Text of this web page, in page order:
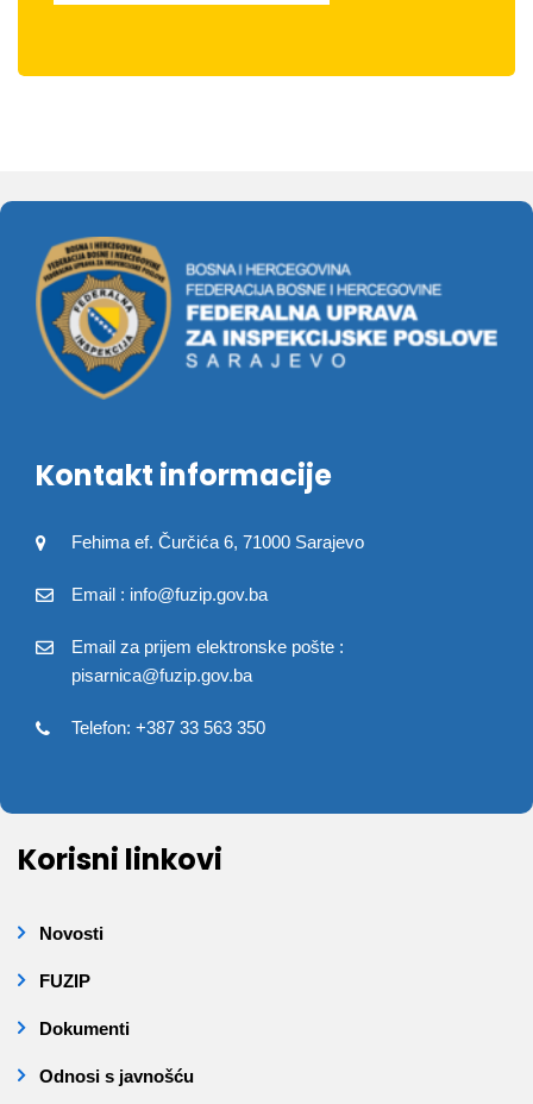
Kontakt informacije
Fehima ef. Čurčića 6, 71000 Sarajevo
Email : info@fuzip.gov.ba
Email za prijem elektronske pošte :
pisarnica@fuzip.gov.ba
Telefon: +387 33 563 350
Korisni linkovi
Novosti
FUZIP
Dokumenti
Odnosi s javnošću